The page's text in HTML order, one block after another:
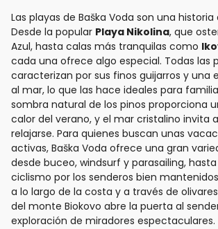
Las playas de Baška Voda son una
Desde la popular Playa Nikolina, que
Azul, hasta calas más tranquilas como
cada una ofrece algo especial. Todas las
caracterizan por sus finos guijarros y una
al mar, lo que las hace ideales para
sombra natural de los pinos proporciona
calor del verano, y el mar cristalino invita
relajarse. Para quienes buscan unas
activas, Baška Voda ofrece una gran
desde buceo, windsurf y parasailing,
ciclismo por los senderos bien
a lo largo de la costa y a través de
del monte Biokovo abre la puerta al
exploración de miradores espectaculares.